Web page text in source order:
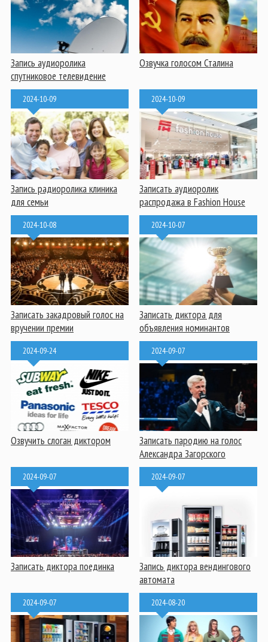
Запись аудиоролика
спутниковое телевидение
Озвучка голосом Сталина
2024-10-09
Запись радиоролика клиника
для семьи
2024-10-09
Записать аудиоролик
распродажа в Fashion House
2024-10-08
Записать закадровый голос на
вручении премии
2024-10-07
Записать диктора для
объявления номинантов
2024-09-24
Озвучить слоган диктором
2024-09-07
Записать пародию на голос
Александра Загорского
2024-09-07
Записать диктора поединка
2024-09-07
Запись диктора вендингового
автомата
2024-09-07 2024-08-20